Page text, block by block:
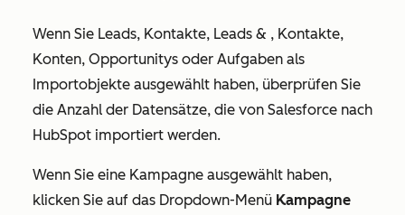
Wenn Sie Leads, Kontakte, Leads & , Kontakte,
Konten, Opportunitys oder Aufgaben als
Importobjekte ausgewählt haben, überprüfen Sie
die Anzahl der Datensätze, die von Salesforce nach
HubSpot importiert werden.
Wenn Sie eine Kampagne ausgewählt haben,
klicken Sie auf das Dropdown-Menü Kampagne